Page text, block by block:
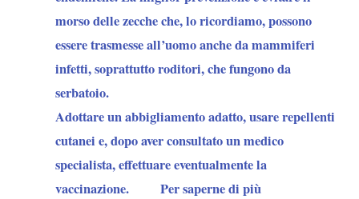
morso delle zecche che, lo ricordiamo, possono
essere trasmesse all’uomo anche da mammiferi
infetti, soprattutto roditori, che fungono da
serbatoio.
Adottare un abbigliamento adatto, usare repellenti
cutanei e, dopo aver consultato un medico
specialista, effettuare eventualmente la
vaccinazione. Per saperne di più